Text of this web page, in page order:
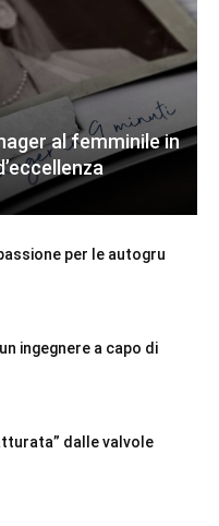
al femminile in
per le autogru
ingegnere a capo di
dalle valvole